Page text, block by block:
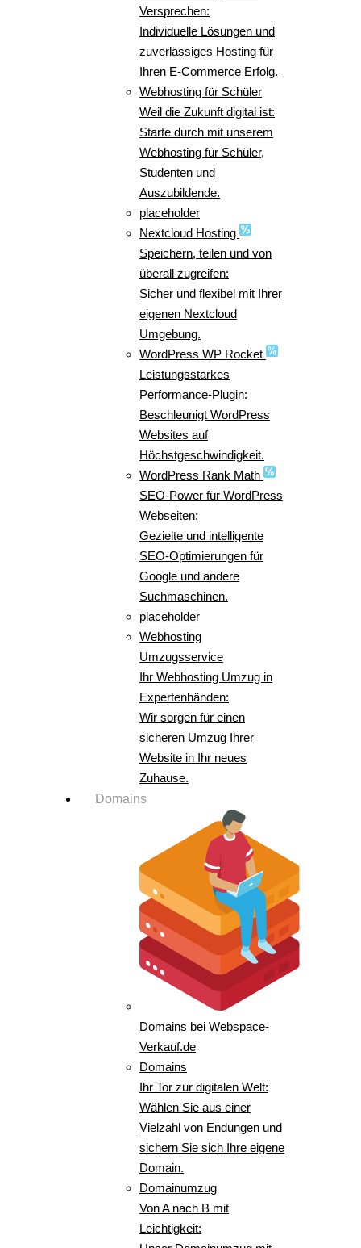
Versprechen:
Individuelle Lösungen und
zuverlässiges Hosting für
Ihren E-Commerce Erfolg.
Webhosting für Schüler
Weil die Zukunft digital ist:
Starte durch mit unserem
Webhosting für Schüler,
Studenten und
Auszubildende.
placeholder
Nextcloud Hosting
Speichern, teilen und von
überall zugreifen:
Sicher und flexibel mit Ihrer
eigenen Nextcloud
Umgebung.
WordPress WP Rocket
Leistungsstarkes
Performance-Plugin:
Beschleunigt WordPress
Websites auf
Höchstgeschwindigkeit.
WordPress Rank Math
SEO-Power für WordPress
Webseiten:
Gezielte und intelligente
SEO-Optimierungen für
Google und andere
Suchmaschinen.
placeholder
Webhosting
Umzugsservice
Ihr Webhosting Umzug in
Expertenhänden:
Wir sorgen für einen
sicheren Umzug Ihrer
Website in Ihr neues
Zuhause.
Domains
Domains bei Webspace-
Verkauf.de
Domains
Ihr Tor zur digitalen Welt:
Wählen Sie aus einer
Vielzahl von Endungen und
sichern Sie sich Ihre eigene
Domain.
Domainumzug
Von A nach B mit
Leichtigkeit: